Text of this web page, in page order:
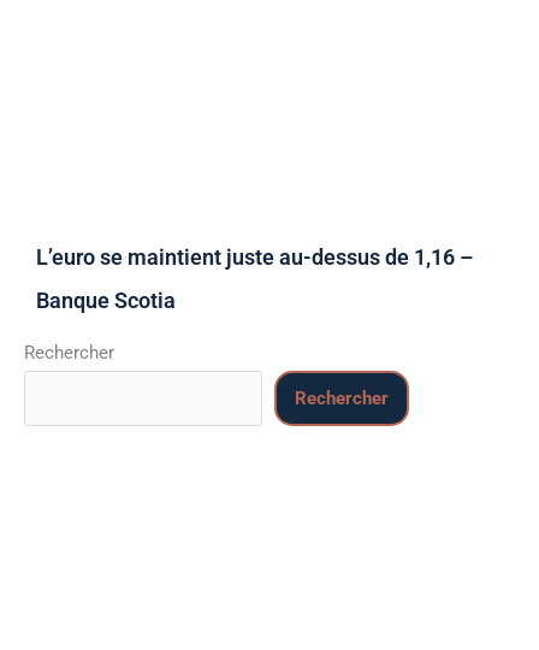
L’euro se maintient juste au-dessus de 1,16 –
Banque Scotia
Rechercher
Rechercher